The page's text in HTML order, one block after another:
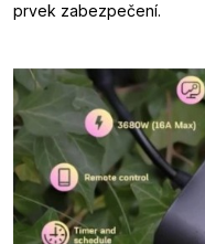
prvek zabezpečení.